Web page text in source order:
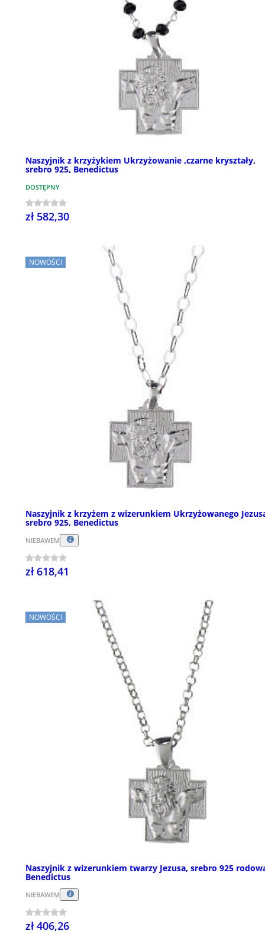
Naszyjnik z krzyżykiem Ukrzyżowanie ,czarne kryształy,
srebro 925, Benedictus
DOSTĘPNY
zł 582,30
NOWOŚCI
Naszyjnik z krzyżem z wizerunkiem Ukrzyżowanego
srebro 925, Benedictus
NIEBAWEM
zł 618,41
NOWOŚCI
Naszyjnik z wizerunkiem twarzy Jezusa, srebro 925
Benedictus
NIEBAWEM
zł 406,26